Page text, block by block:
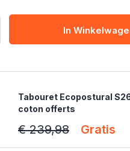
In
Tabouret Ecopostural
coton offerts
€ 239,98 Gratis